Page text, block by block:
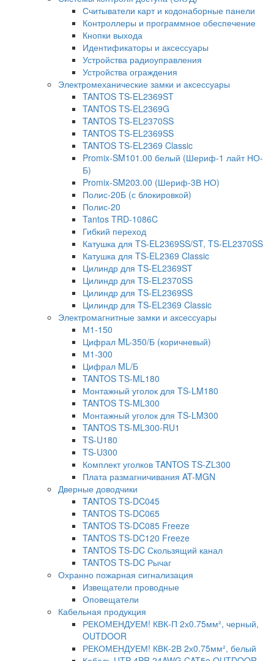
Считыватели карт и кодонаборные панели
Контроллеры и программное обеспечение
Кнопки выхода
Идентификаторы и аксессуары
Устройства радиоуправления
Устройства ограждения
Электромеханические замки и аксессуары
TANTOS TS-EL2369ST
TANTOS TS-EL2369G
TANTOS TS-EL2370SS
TANTOS TS-EL2369SS
TANTOS TS-EL2369 Classic
Promix-SM101.00 белый (Шериф-1 лайт НО-
Б)
Promix-SM203.00 (Шериф-3В НО)
Полис-20Б (с блокировкой)
Полис-20
Tantos TRD-1086C
Гибкий переход
Катушка для TS-EL2369SS/ST, TS-EL2370SS
Катушка для TS-EL2369 Classic
Цилиндр для TS-EL2369ST
Цилиндр для TS-EL2370SS
Цилиндр для TS-EL2369SS
Цилиндр для TS-EL2369 Classic
Электромагнитные замки и аксессуары
М1-150
Цифрал ML-350/Б (коричневый)
М1-300
Цифрал ML/Б
TANTOS TS-ML180
Монтажный уголок для TS-LM180
TANTOS TS-ML300
Монтажный уголок для TS-LM300
TANTOS TS-ML300-RU1
TS-U180
TS-U300
Комплект уголков TANTOS TS-ZL300
Плата размагничивания AT-MGN
Дверные доводчики
TANTOS TS-DC045
TANTOS TS-DC065
TANTOS TS-DC085 Freeze
TANTOS TS-DC120 Freeze
TANTOS TS-DC Скользящий канал
TANTOS TS-DC Рычаг
Охранно пожарная сигнализация
Извещатели проводные
Оповещатели
Кабельная продукция
РЕКОМЕНДУЕМ! КВК-П 2х0.75мм², черный,
OUTDOOR
РЕКОМЕНДУЕМ! КВК-2В 2х0.75мм², белый